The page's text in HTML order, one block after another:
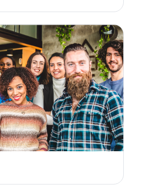
désormais disponible
tous